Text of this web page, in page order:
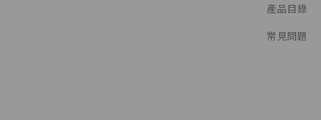
產品目錄
常見問題